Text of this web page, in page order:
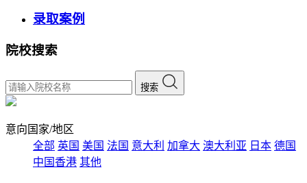
录取案例
院校搜索
搜索
意向国家/地区
全部 英国 美国 法国 意大利 加拿大 澳大利亚 日本 德国
中国香港 其他